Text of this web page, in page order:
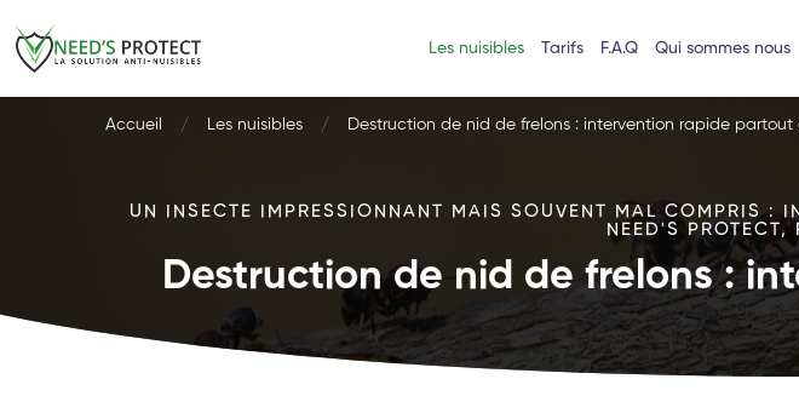
Les nuisibles Tarifs F.A.Q Qui sommes nous
Accueil Les nuisibles Destruction de nid de frelons : intervention rapide partout
UN INSECTE IMPRESSIONNANT MAIS SOUVENT MAL COMPRIS :
NEED'S PROTECT,
Destruction de nid de frelons :